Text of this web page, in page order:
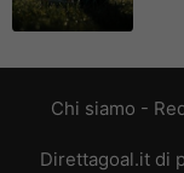
Chi siamo -
Direttagoal.it di